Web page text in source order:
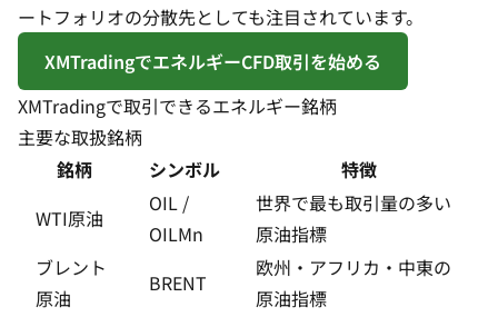
ートフォリオの分散先としても注目されています。
XMTradingでエネルギーCFD取引を始める
XMTradingで取引できるエネルギー銘柄
主要な取扱銘柄
銘柄
シンボル
特徴
WTI原油
OIL /
OILMn
世界で最も取引量の多い
原油指標
ブレント
原油
BRENT
欧州・アフリカ・中東の
原油指標